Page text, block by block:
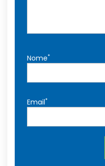
Nome*
Email*